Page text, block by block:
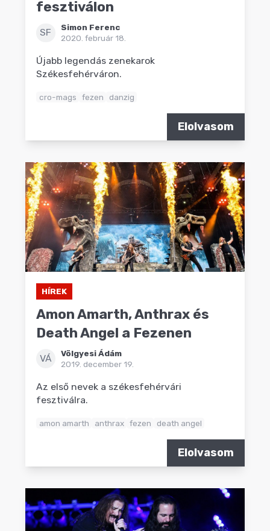
fesztiválon
SF
Simon Ferenc
2020. február 18.
Újabb legendás zenekarok
Székesfehérváron.
cro-mags fezen danzig
Elolvasom
HÍREK
Amon Amarth, Anthrax és
Death Angel a Fezenen
VÁ
Völgyesi Ádám
2019. december 19.
Az első nevek a székesfehérvári
fesztiválra.
amon amarth anthrax fezen death angel
Elolvasom